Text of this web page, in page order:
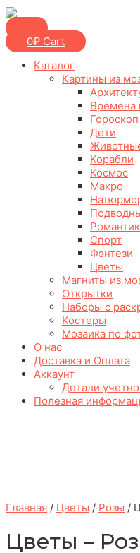
0₽ Cart
Каталог
Картины из
Времена
Гороскоп
Дети
Корабли
Космос
Макро
Спорт
Фэнтези
Цветы
Магниты из
Открытки
Наборы с
Костеры
Мозаика по
О нас
Доставка и Оплата
Аккаунт
Детали
Полезная
Главная / Цветы / Розы /
Цветы –